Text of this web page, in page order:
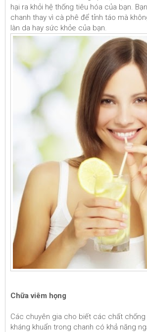
hại ra khỏi hệ thống tiêu hóa của bạn.
chanh thay vì cà phê để tỉnh táo mà
làn da hay sức khỏe của bạn.
Chữa viêm họng
Các chuyên gia cho biết các chất chống
kháng khuẩn trong chanh có khả năng